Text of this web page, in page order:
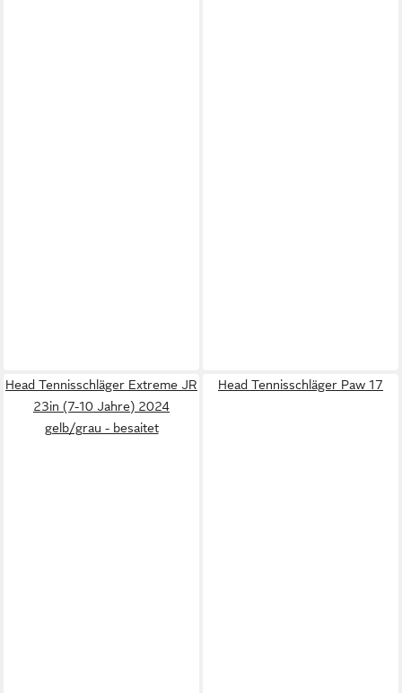
Head Tennisschläger Extreme JR
23in (7-10 Jahre) 2024
gelb/grau - besaitet
Head Tennisschläger Paw 17